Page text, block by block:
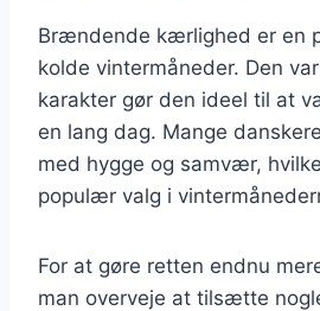
Brændende kærlighed er en
kolde vintermåneder. Den
karakter gør den ideel til at
en lang dag. Mange
med hygge og samvær,
populær valg i
For at gøre retten endnu
man overveje at tilsætte